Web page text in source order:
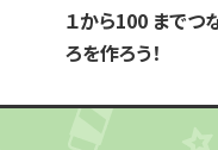
１から100 までつ
ろを作ろう！